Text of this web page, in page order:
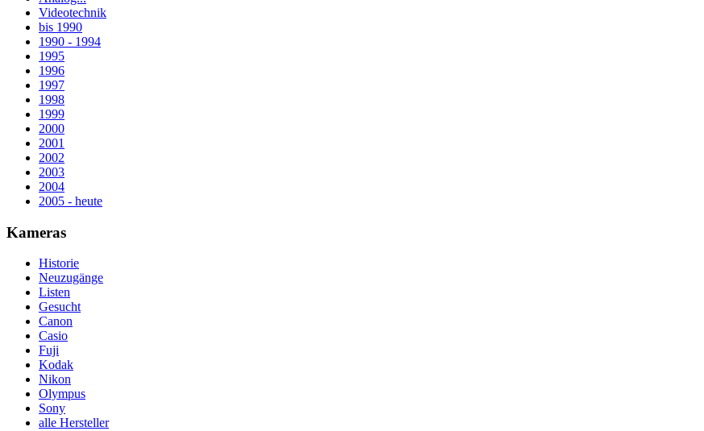
Videotechnik
bis 1990
1990 - 1994
1995
1996
1997
1998
1999
2000
2001
2002
2003
2004
2005 - heute
Kameras
Historie
Neuzugänge
Listen
Gesucht
Canon
Casio
Fuji
Kodak
Nikon
Olympus
Sony
alle Hersteller